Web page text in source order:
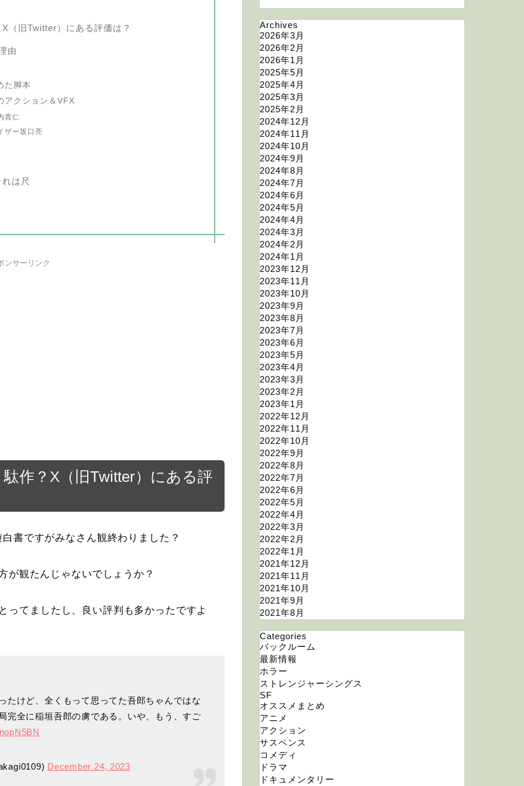
（旧Twitter）にある評価は？
由
た脚本
アクション＆VFX
貴仁
ザー坂口亮
は尺
ンサーリンク
作？X（旧Twitter）にある評
書ですがみなさん観終わりました？
が観たんじゃないでしょうか？
てましたし、良い評判も多かったですよ
たけど、全くもって思ってた吾郎ちゃんではな
完全に稲垣吾郎の虜である。いや、もう、すご
December 24, 2023
Archives
2026年3月
2026年2月
2026年1月
2025年5月
2025年4月
2025年3月
2025年2月
2024年12月
2024年11月
2024年10月
2024年9月
2024年8月
2024年7月
2024年6月
2024年5月
2024年4月
2024年3月
2024年2月
2024年1月
2023年12月
2023年11月
2023年10月
2023年9月
2023年8月
2023年7月
2023年6月
2023年5月
2023年4月
2023年3月
2023年2月
2023年1月
2022年12月
2022年11月
2022年10月
2022年9月
2022年8月
2022年7月
2022年6月
2022年5月
2022年4月
2022年3月
2022年2月
2022年1月
2021年12月
2021年11月
2021年10月
2021年9月
2021年8月
Categories
バックルーム
最新情報
ホラー
ストレンジャーシングス
SF
オススメまとめ
アニメ
アクション
サスペンス
コメディ
ドラマ
ドキュメンタリー